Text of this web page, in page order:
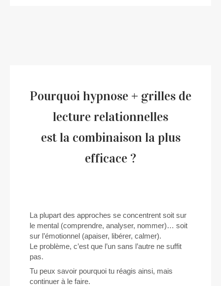
Pourquoi hypnose + grilles de
lecture relationnelles
est la combinaison la plus
efficace ?
La plupart des approches se concentrent soit sur
le mental (comprendre, analyser, nommer)… soit
sur l’émotionnel (apaiser, libérer, calmer).
Le problème, c’est que l’un sans l’autre ne suffit
pas.
Tu peux savoir pourquoi tu réagis ainsi, mais
continuer à le faire.